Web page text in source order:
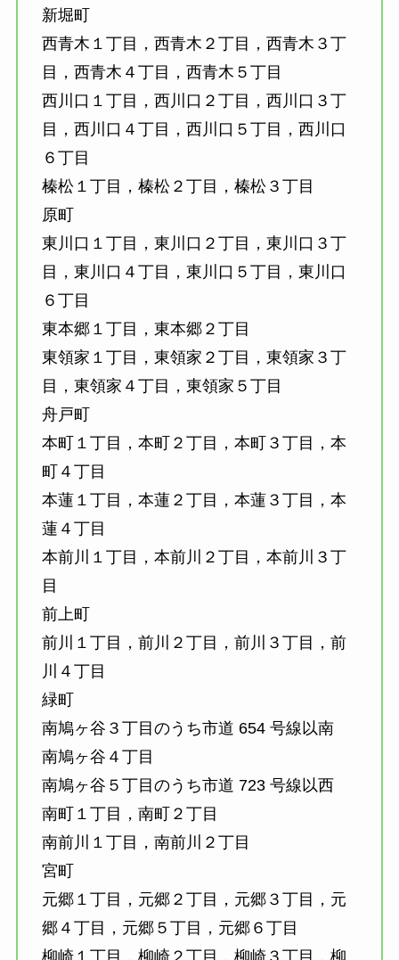
新堀町
西青木１丁目，西青木２丁目，西青木３丁
目，西青木４丁目，西青木５丁目
西川口１丁目，西川口２丁目，西川口３丁
目，西川口４丁目，西川口５丁目，西川口
６丁目
榛松１丁目，榛松２丁目，榛松３丁目
原町
東川口１丁目，東川口２丁目，東川口３丁
目，東川口４丁目，東川口５丁目，東川口
６丁目
東本郷１丁目，東本郷２丁目
東領家１丁目，東領家２丁目，東領家３丁
目，東領家４丁目，東領家５丁目
舟戸町
本町１丁目，本町２丁目，本町３丁目，本
町４丁目
本蓮１丁目，本蓮２丁目，本蓮３丁目，本
蓮４丁目
本前川１丁目，本前川２丁目，本前川３丁
目
前上町
前川１丁目，前川２丁目，前川３丁目，前
川４丁目
緑町
南鳩ヶ谷３丁目のうち市道 654 号線以南
南鳩ヶ谷４丁目
南鳩ヶ谷５丁目のうち市道 723 号線以西
南町１丁目，南町２丁目
南前川１丁目，南前川２丁目
宮町
元郷１丁目，元郷２丁目，元郷３丁目，元
郷４丁目，元郷５丁目，元郷６丁目